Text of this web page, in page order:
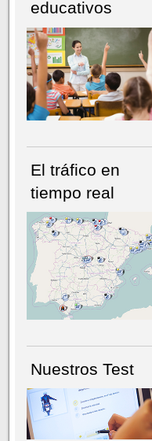
NÚMERO ACTUALHEMEROTECA
educativos
El tráfico en
tiempo real
Nuestros Test